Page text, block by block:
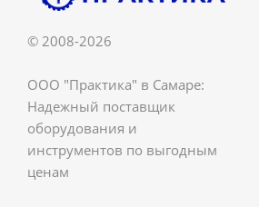
© 2008-2026
ООО "Практика" в Самаре:
Надежный поставщик
оборудования и
инструментов по выгодным
ценам